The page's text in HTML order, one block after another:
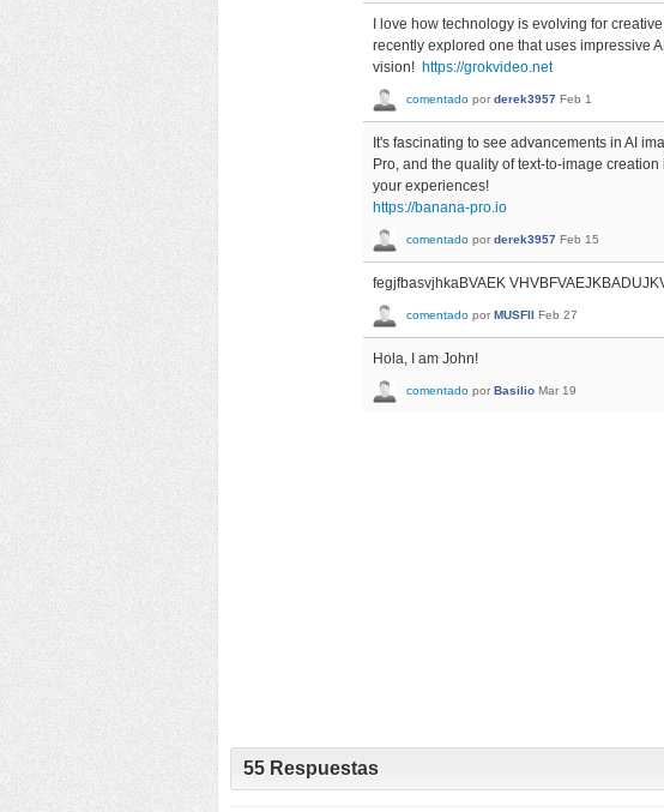
I love how technology is evolving for
recently explored one that uses impressive
vision! https://grokvideo.net
comentado por derek3957 Feb 1
It's fascinating to see advancements in AI
Pro, and the quality of text-to-image
your experiences!
https://banana-pro.io
comentado por derek3957 Feb 15
fegjfbasvjhkaBVAEK
comentado por MUSFII Feb 27
Hola, I am John!
comentado por Basilio Mar 19
55 Respuestas